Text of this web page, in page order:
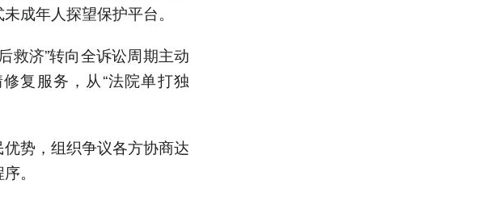
成年人探望保护平台。
救济”转向全诉讼周期主动
复服务，从“法院单打独
势，组织争议各方协商达
。